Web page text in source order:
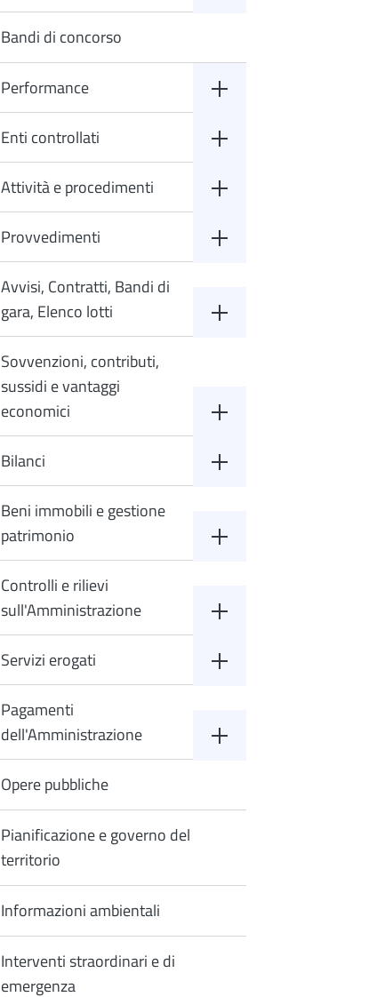
Bandi di concorso
Performance
Enti controllati
Attività e procedimenti
Provvedimenti
Avvisi, Contratti, Bandi di
gara, Elenco lotti
Sovvenzioni, contributi,
sussidi e vantaggi
economici
Bilanci
Beni immobili e gestione
patrimonio
Controlli e rilievi
sull'Amministrazione
Servizi erogati
Pagamenti
dell'Amministrazione
Opere pubbliche
Pianificazione e governo del
territorio
Informazioni ambientali
Interventi straordinari e di
emergenza